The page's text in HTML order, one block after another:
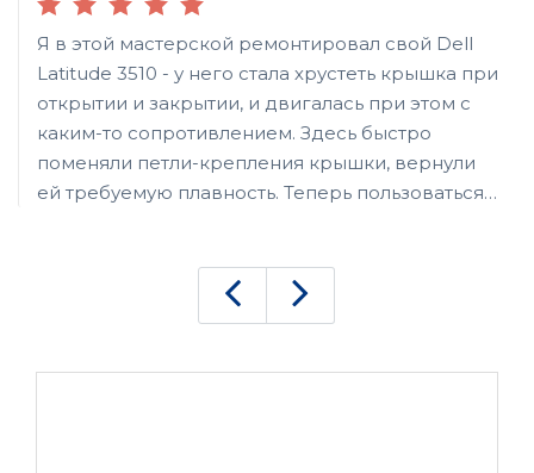
Я в этой мастерской ремонтировал свой Dell
Latitude 3510 - у него стала хрустеть крышка при
открытии и закрытии, и двигалась при этом с
каким-то сопротивлением. Здесь быстро
поменяли петли-крепления крышки, вернули
ей требуемую плавность. Теперь пользоваться